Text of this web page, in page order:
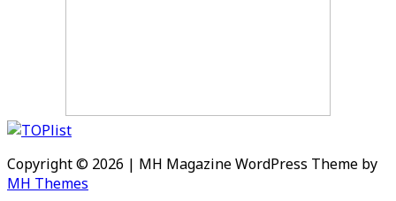
Copyright © 2026 | MH Magazine WordPress Theme by
MH Themes